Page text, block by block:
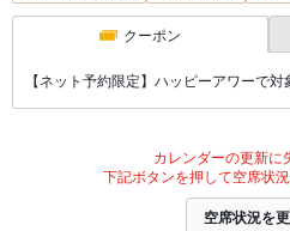
クーポン
【ネット予約限定】ハッピーアワーで
カレンダーの更新に
下記ボタンを押して空席状
空席状況を